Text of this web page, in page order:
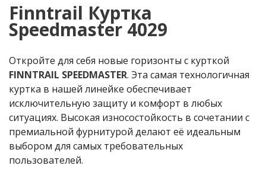
Finntrail Куртка
Speedmaster 4029
Откройте для себя новые горизонты с курткой
FINNTRAIL SPEEDMASTER. Эта самая технологичная
куртка в нашей линейке обеспечивает
исключительную защиту и комфорт в любых
ситуациях. Высокая износостойкость в сочетании с
премиальной фурнитурой делают её идеальным
выбором для самых требовательных
пользователей.